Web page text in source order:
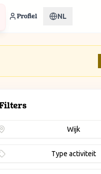
Profiel NL
Wijk
Type activiteit